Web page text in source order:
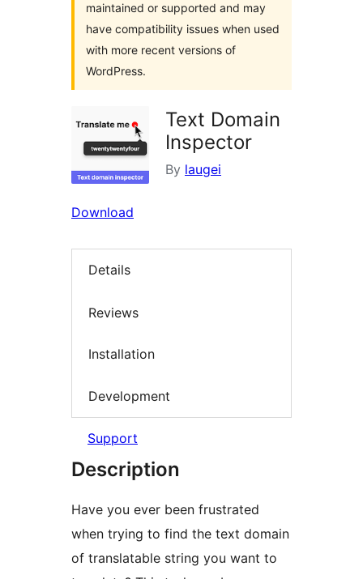
maintained or supported and may
have compatibility issues when used
with more recent versions of
WordPress.
Text Domain
Inspector
By laugei
Download
Details
Reviews
Installation
Development
Support
Description
Have you ever been frustrated
when trying to find the text domain
of translatable string you want to